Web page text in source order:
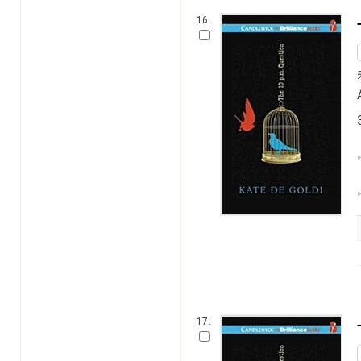
16.
17.